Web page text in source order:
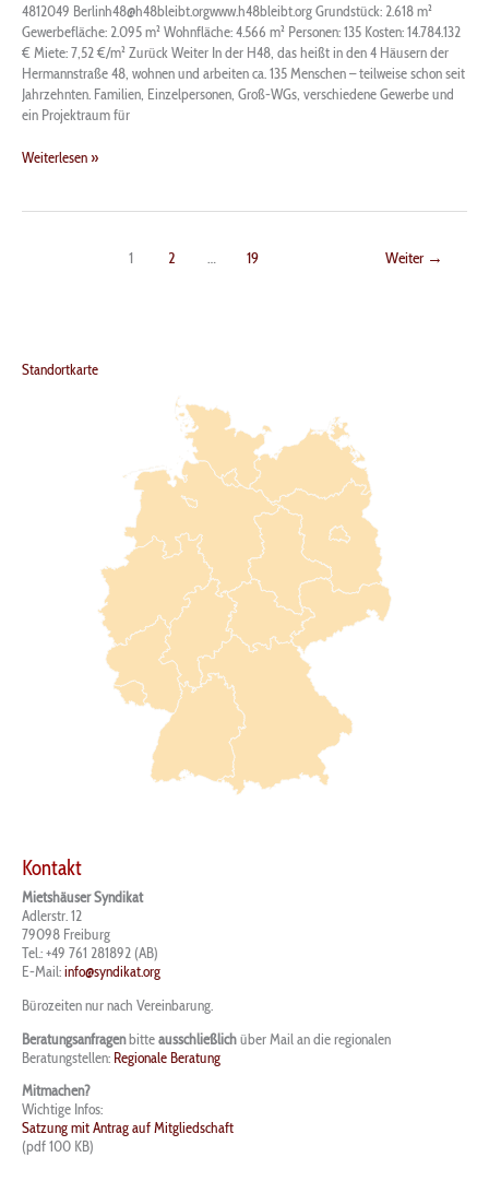
4812049 Berlinh48@h48bleibt.orgwww.h48bleibt.org Grundstück: 2.618 m²
Gewerbefläche: 2.095 m² Wohnfläche: 4.566 m² Personen: 135 Kosten: 14.784.132
€ Miete: 7,52 €/m² Zurück Weiter In der H48, das heißt in den 4 Häusern der
Hermannstraße 48, wohnen und arbeiten ca. 135 Menschen – teilweise schon seit
Jahrzehnten. Familien, Einzelpersonen, Groß-WGs, verschiedene Gewerbe und
ein Projektraum für
Weiterlesen »
1 2 … 19 Weiter →
Standortkarte
Kontakt
Mietshäuser Syndikat
Adlerstr. 12
79098 Freiburg
Tel.: +49 761 281892 (AB)
E-Mail:info@syndikat.org
Bürozeiten nur nach Vereinbarung.
Beratungsanfragenbitteausschließlichüber Mail an die regionalen
Beratungstellen: Regionale Beratung
Mitmachen?
Wichtige Infos:
Satzung mit Antrag auf Mitgliedschaft
(pdf 100 KB)